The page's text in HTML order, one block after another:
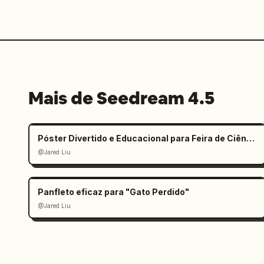
Mais de Seedream 4.5
Póster Divertido e Educacional para Feira de Ciências Infantil
@Jared Liu
Panfleto eficaz para "Gato Perdido"
@Jared Liu